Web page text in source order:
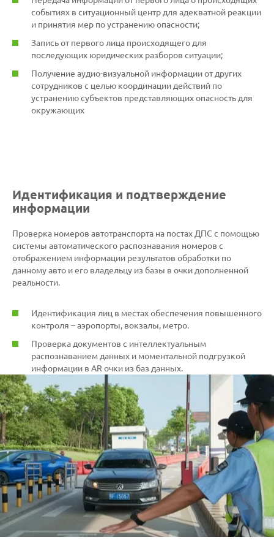
событиях в ситуационный центр для адекватной реакции
и принятия мер по устранению опасности;
Запись от первого лица происходящего для
последующих юридических разборов ситуации;
Получение аудио-визуальной информации от других
сотрудников с целью координации действий по
устранению субъектов представляющих опасность для
окружающих
Идентификация и подтверждение
информации
Проверка номеров автотранспорта на постах ДПС с помощью
системы автоматического распознавания номеров с
отображением информации результатов обработки по
данному авто и его владельцу из базы в очки дополненной
реальности.
Идентификация лиц в местах обеспечения повышенного
контроля – аэропорты, вокзалы, метро.
Проверка документов с интеллектуальным
распознаванием данных и моментальной подгрузкой
информации в AR очки из баз данных.